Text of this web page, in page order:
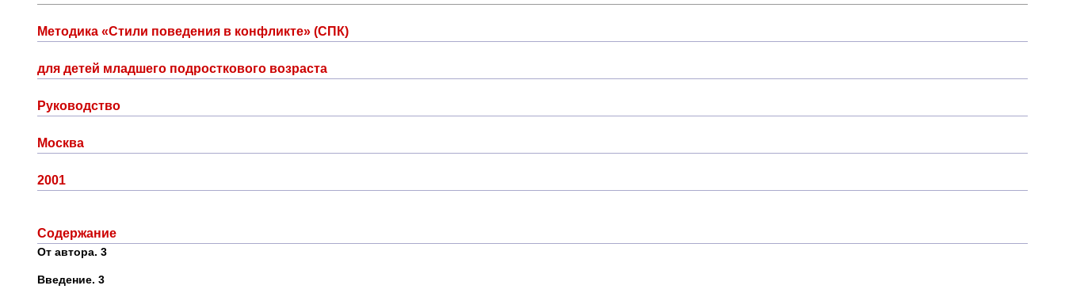
Методика «Стили поведения в конфликте» (СПК)
для детей младшего подросткового возраста
Руководство
Москва
2001
Содержание
От автора. 3
Введение. 3